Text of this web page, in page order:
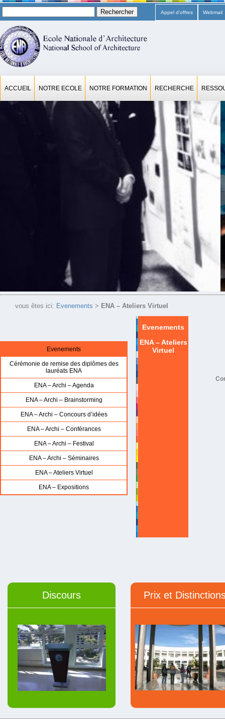
Appel d’offres Webmail
ACCUEIL NOTRE ECOLE NOTRE FORMATION RECHERCHE
vous êtes ici: Evenements > ENA – Ateliers Virtuel
Evenements
Cérémonie de remise des diplômes des
lauréats ENA
ENA – Archi – Agenda
ENA – Archi – Brainstorming
ENA – Archi – Concours d’idées
ENA – Archi – Conférances
ENA – Archi – Festival
ENA – Archi – Séminaires
ENA – Ateliers Virtuel
ENA – Expositions
Evenements
ENA – Ateliers
Virtuel
Discours Prix et